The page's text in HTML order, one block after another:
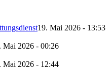
19. Mai 2026 - 13:53
Mai 2026 - 00:26
Mai 2026 - 12:44